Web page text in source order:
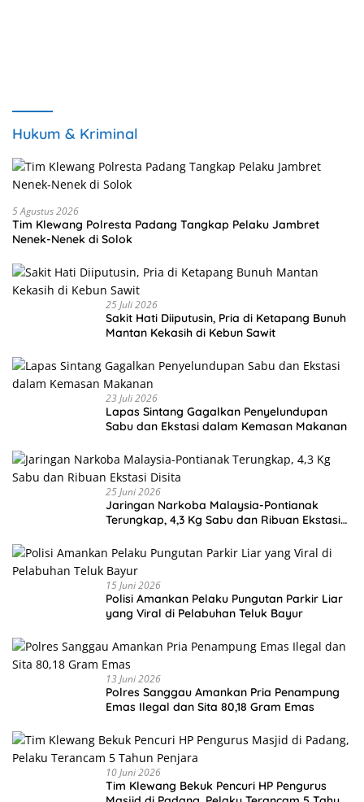
Hukum & Kriminal
5 Agustus 2026
Tim Klewang Polresta Padang Tangkap Pelaku Jambret
Nenek-Nenek di Solok
25 Juli 2026
Sakit Hati Diiputusin, Pria di Ketapang Bunuh
Mantan Kekasih di Kebun Sawit
23 Juli 2026
Lapas Sintang Gagalkan Penyelundupan
Sabu dan Ekstasi dalam Kemasan Makanan
25 Juni 2026
Jaringan Narkoba Malaysia-Pontianak
Terungkap, 4,3 Kg Sabu dan Ribuan Ekstasi
15 Juni 2026
Polisi Amankan Pelaku Pungutan Parkir Liar
yang Viral di Pelabuhan Teluk Bayur
13 Juni 2026
Polres Sanggau Amankan Pria Penampung
Emas Ilegal dan Sita 80,18 Gram Emas
10 Juni 2026
Tim Klewang Bekuk Pencuri HP Pengurus